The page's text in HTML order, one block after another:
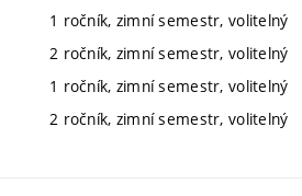
1 ročník, zimní semestr, volitelný
2 ročník, zimní semestr, volitelný
1 ročník, zimní semestr, volitelný
2 ročník, zimní semestr, volitelný